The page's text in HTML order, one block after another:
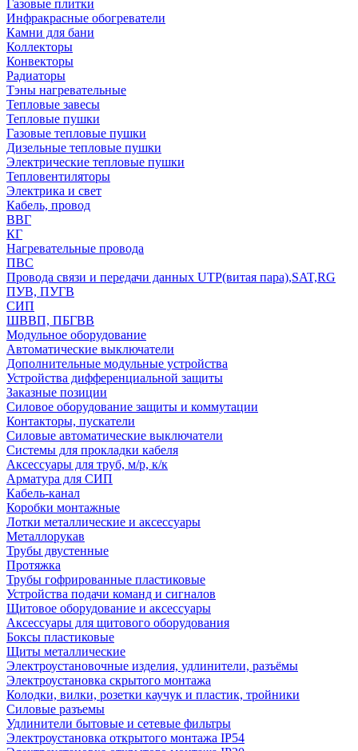
Газовые плитки
Инфракрасные обогреватели
Камни для бани
Коллекторы
Конвекторы
Радиаторы
Тэны нагревательные
Тепловые завесы
Тепловые пушки
Газовые тепловые пушки
Дизельные тепловые пушки
Электрические тепловые пушки
Тепловентиляторы
Электрика и свет
Кабель, провод
ВВГ
КГ
Нагревательные провода
ПВС
Провода связи и передачи данных UTP(витая пара),SAT,RG
ПУВ, ПУГВ
СИП
ШВВП, ПБГВВ
Модульное оборудование
Автоматические выключатели
Дополнительные модульные устройства
Устройства дифференциальной защиты
Заказные позиции
Силовое оборудование защиты и коммутации
Контакторы, пускатели
Силовые автоматические выключатели
Системы для прокладки кабеля
Аксессуары для труб, м/р, к/к
Арматура для СИП
Кабель-канал
Коробки монтажные
Лотки металлические и аксессуары
Металлорукав
Трубы двустенные
Протяжка
Трубы гофрированные пластиковые
Устройства подачи команд и сигналов
Щитовое оборудование и аксессуары
Аксессуары для щитового оборудования
Боксы пластиковые
Щиты металлические
Электроустановочные изделия, удлинители, разъёмы
Электроустановка скрытого монтажа
Колодки, вилки, розетки каучук и пластик, тройники
Силовые разъемы
Удлинители бытовые и сетевые фильтры
Электроустановка открытого монтажа IP54